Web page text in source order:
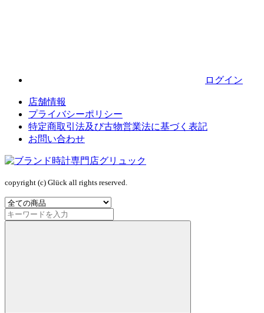
ログイン
店舗情報
プライバシーポリシー
特定商取引法及び古物営業法に基づく表記
お問い合わせ
copyright (c) Glück all rights reserved.